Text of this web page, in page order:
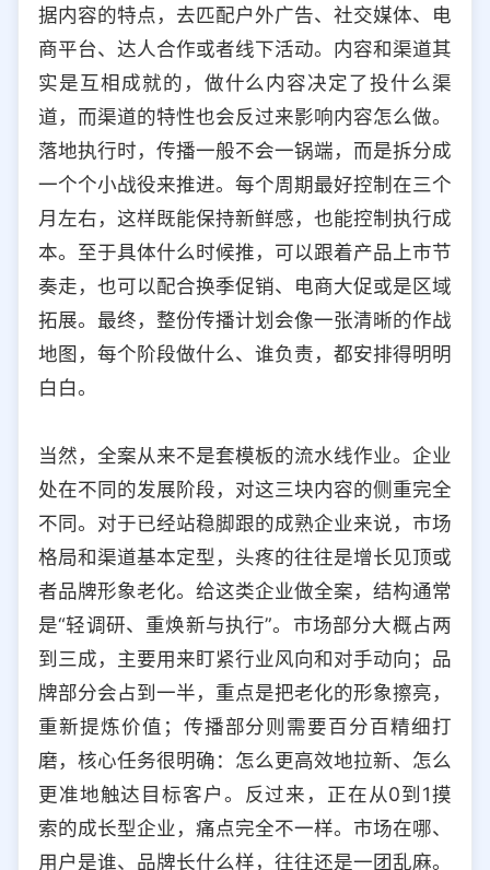
据内容的特点，去匹配户外广告、社交媒体、电
商平台、达人合作或者线下活动。内容和渠道其
实是互相成就的，做什么内容决定了投什么渠
道，而渠道的特性也会反过来影响内容怎么做。
落地执行时，传播一般不会一锅端，而是拆分成
一个个小战役来推进。每个周期最好控制在三个
月左右，这样既能保持新鲜感，也能控制执行成
本。至于具体什么时候推，可以跟着产品上市节
奏走，也可以配合换季促销、电商大促或是区域
拓展。最终，整份传播计划会像一张清晰的作战
地图，每个阶段做什么、谁负责，都安排得明明
白白。
当然，全案从来不是套模板的流水线作业。企业
处在不同的发展阶段，对这三块内容的侧重完全
不同。对于已经站稳脚跟的成熟企业来说，市场
格局和渠道基本定型，头疼的往往是增长见顶或
者品牌形象老化。给这类企业做全案，结构通常
是“轻调研、重焕新与执行”。市场部分大概占两
到三成，主要用来盯紧行业风向和对手动向；品
牌部分会占到一半，重点是把老化的形象擦亮，
重新提炼价值；传播部分则需要百分百精细打
磨，核心任务很明确：怎么更高效地拉新、怎么
更准地触达目标客户。反过来，正在从0到1摸
索的成长型企业，痛点完全不一样。市场在哪、
用户是谁、品牌长什么样，往往还是一团乱麻。